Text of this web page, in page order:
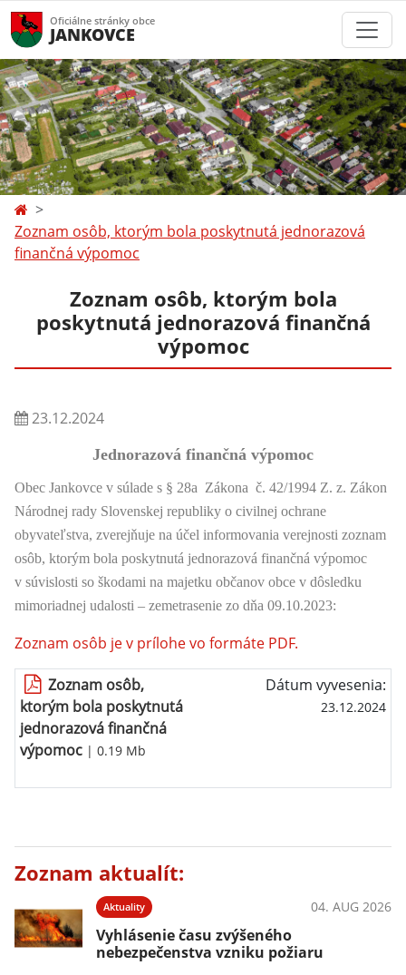
Oficiálne stránky obce
JANKOVCE
Zoznam osôb, ktorým bola poskytnutá jednorazová
finančná výpomoc
Zoznam osôb, ktorým bola
poskytnutá jednorazová finančná
výpomoc
23.12.2024
Jednorazová finančná výpomoc
Obec Jankovce v súlade s § 28a Zákona č. 42/1994 Z. z. Zákon
Národnej rady Slovenskej republiky o civilnej ochrane
obyvateľstva, zverejňuje na účel informovania verejnosti zoznam
osôb, ktorým bola poskytnutá jednorazová finančná výpomoc
v súvislosti so škodami na majetku občanov obce v dôsledku
mimoriadnej udalosti – zemetrasenie zo dňa 09.10.2023:
Zoznam osôb je v prílohe vo formáte PDF.
Zoznam osôb,
ktorým bola poskytnutá
jednorazová finančná
výpomoc | 0.19 Mb
Dátum vyvesenia:
23.12.2024
Zoznam aktualít:
Aktuality 04. AUG 2026
Vyhlásenie času zvýšeného
nebezpečenstva vzniku požiaru